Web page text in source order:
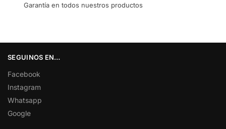
Garantía en todos nuestros productos
SEGUINOS EN…
Facebook
Instagram
Whatsapp
Google